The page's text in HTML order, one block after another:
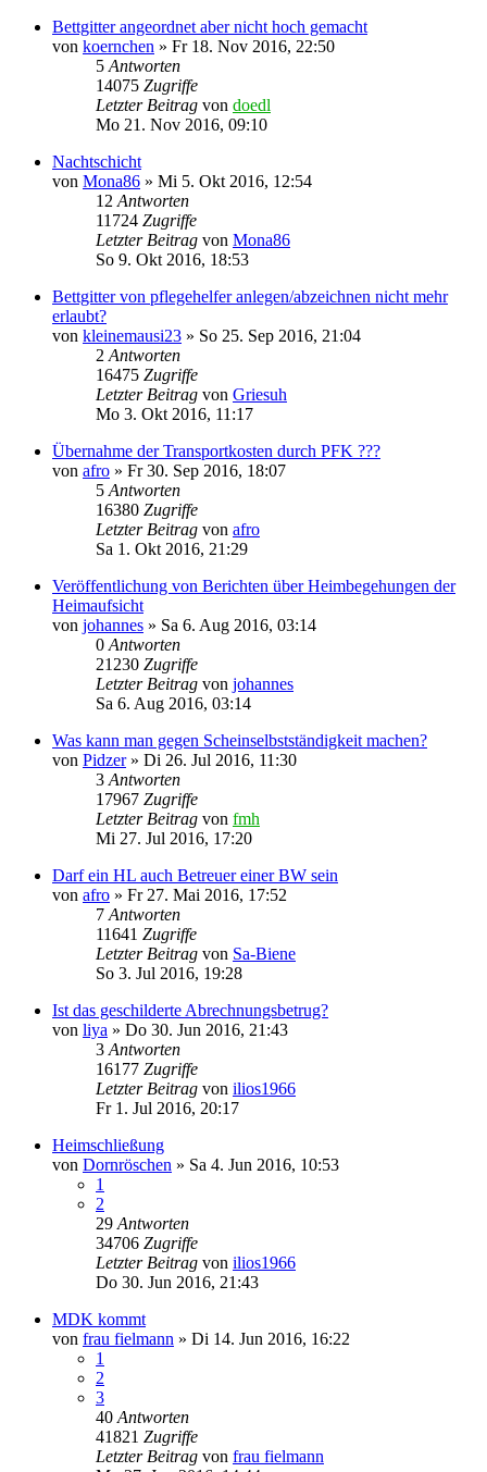
Bettgitter angeordnet aber nicht hoch gemacht
von koernchen » Fr 18. Nov 2016, 22:50
5 Antworten
14075 Zugriffe
Letzter Beitrag von doedl
Mo 21. Nov 2016, 09:10
Nachtschicht
von Mona86 » Mi 5. Okt 2016, 12:54
12 Antworten
11724 Zugriffe
Letzter Beitrag von Mona86
So 9. Okt 2016, 18:53
Bettgitter von pflegehelfer anlegen/abzeichnen nicht mehr
erlaubt?
von kleinemausi23 » So 25. Sep 2016, 21:04
2 Antworten
16475 Zugriffe
Letzter Beitrag von Griesuh
Mo 3. Okt 2016, 11:17
Übernahme der Transportkosten durch PFK ???
von afro » Fr 30. Sep 2016, 18:07
5 Antworten
16380 Zugriffe
Letzter Beitrag von afro
Sa 1. Okt 2016, 21:29
Veröffentlichung von Berichten über Heimbegehungen der
Heimaufsicht
von johannes » Sa 6. Aug 2016, 03:14
0 Antworten
21230 Zugriffe
Letzter Beitrag von johannes
Sa 6. Aug 2016, 03:14
Was kann man gegen Scheinselbstständigkeit machen?
von Pidzer» Di 26. Jul 2016, 11:30
3 Antworten
17967 Zugriffe
Letzter Beitrag von fmh
Mi 27. Jul 2016, 17:20
Darf ein HL auch Betreuer einer BW sein
von afro » Fr 27. Mai 2016, 17:52
7 Antworten
11641 Zugriffe
Letzter Beitrag von Sa-Biene
So 3. Jul 2016, 19:28
Ist das geschilderte Abrechnungsbetrug?
von liya » Do 30. Jun 2016, 21:43
3 Antworten
16177 Zugriffe
Letzter Beitrag von ilios1966
Fr 1. Jul 2016, 20:17
Heimschließung
von Dornröschen » Sa 4. Jun 2016, 10:53
1
2
29 Antworten
34706 Zugriffe
Letzter Beitrag von ilios1966
Do 30. Jun 2016, 21:43
MDK kommt
von frau fielmann » Di 14. Jun 2016, 16:22
1
2
3
40 Antworten
41821 Zugriffe
Letzter Beitrag von frau fielmann